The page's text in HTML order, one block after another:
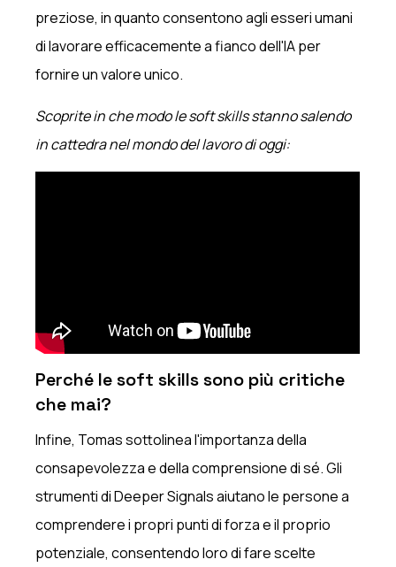
preziose, in quanto consentono agli esseri umani
di lavorare efficacemente a fianco dell'IA per
fornire un valore unico.
Scoprite in che modo le soft skills stanno salendo
in cattedra nel mondo del lavoro di oggi:
Perché le soft skills sono più critiche
che mai?
Infine, Tomas sottolinea l'importanza della
consapevolezza e della comprensione di sé. Gli
strumenti di Deeper Signals aiutano le persone a
comprendere i propri punti di forza e il proprio
potenziale, consentendo loro di fare scelte